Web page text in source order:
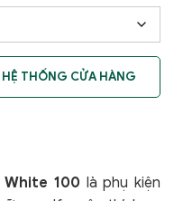
HỆ THỐNG CỬA HÀNG
White 100 là phụ kiện